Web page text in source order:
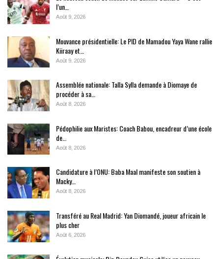
l’un…
Août 9, 2026
Mouvance présidentielle: Le PID de Mamadou Yaya Wane rallie
Kiiraay et…
Août 9, 2026
Assemblée nationale: Talla Sylla demande à Diomaye de
procéder à sa…
Août 8, 2026
Pédophilie aux Maristes: Coach Babou, encadreur d’une école
de…
Août 8, 2026
Candidature à l’ONU: Baba Maal manifeste son soutien à
Macky…
Août 8, 2026
Transféré au Real Madrid: Yan Diomandé, joueur africain le
plus cher
Août 6, 2026